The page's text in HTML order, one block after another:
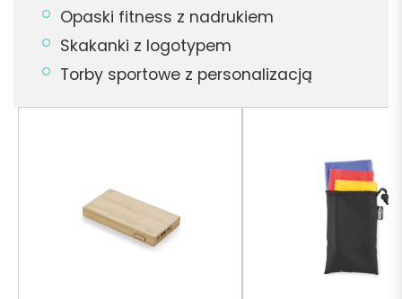
Opaski fitness z nadrukiem
Skakanki z logotypem
Torby sportowe z personalizacją